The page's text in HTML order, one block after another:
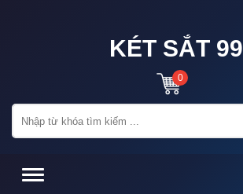
KÉT SẮT 99
0